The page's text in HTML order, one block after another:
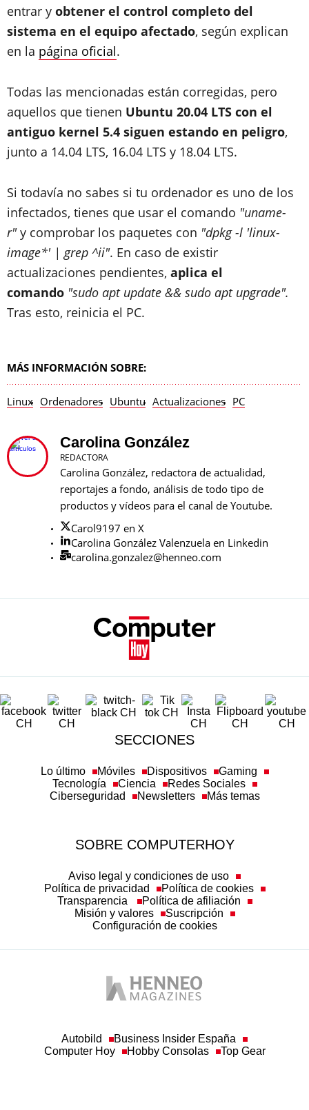
entrar y obtener el control completo del
sistema en el equipo afectado, según explican
en la página oficial.
Todas las mencionadas están corregidas, pero
aquellos que tienen Ubuntu 20.04 LTS con el
antiguo kernel 5.4 siguen estando en peligro,
junto a 14.04 LTS, 16.04 LTS y 18.04 LTS.
Si todavía no sabes si tu ordenador es uno de los
infectados, tienes que usar el comando "uname-
r" y comprobar los paquetes con "dpkg -l 'linux-
image*' | grep ^ii". En caso de existir
actualizaciones pendientes, aplica el
comando "sudo apt update && sudo apt upgrade".
Tras esto, reinicia el PC.
MÁS INFORMACIÓN SOBRE:
Linux Ordenadores Ubuntu Actualizaciones PC
Carolina González
REDACTORA
Carolina González, redactora de actualidad,
reportajes a fondo, análisis de todo tipo de
productos y vídeos para el canal de Youtube.
Carol9197 en X
Carolina González Valenzuela en Linkedin
carolina.gonzalez@henneo.com
SECCIONES
Lo último Móviles Dispositivos
Gaming
Tecnología
Ciencia
Redes Sociales
Ciberseguridad
Newsletters Más temas
SOBRE COMPUTERHOY
Aviso legal y condiciones de uso
Política de privacidad
Política de cookies
Transparencia
Política de afiliación
Misión y valores
Suscripción
Configuración de cookies
Autobild
Business Insider España
Computer Hoy
Hobby Consolas Top Gear